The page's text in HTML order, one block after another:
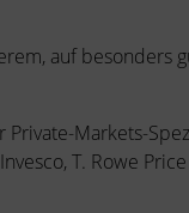
auf besonders
Markets-
T. Rowe